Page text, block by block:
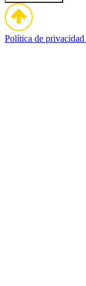
Política de privacidad